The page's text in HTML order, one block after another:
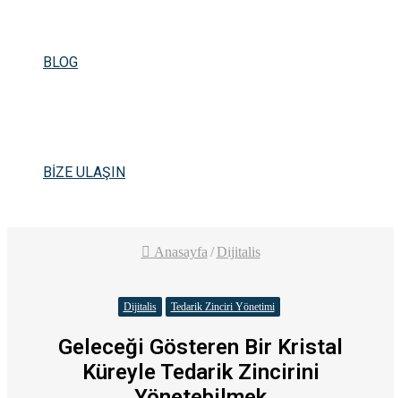
BLOG
BİZE ULAŞIN
Anasayfa / Dijitalis
Dijitalis Tedarik Zinciri Yönetimi
Geleceği Gösteren Bir Kristal
Küreyle Tedarik Zincirini